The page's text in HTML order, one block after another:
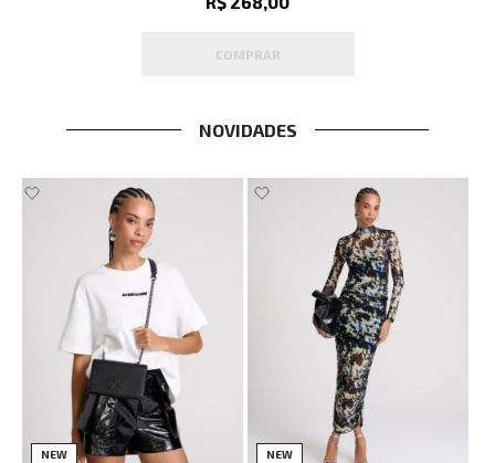
COMPRAR
NOVIDADES
NEW NEW